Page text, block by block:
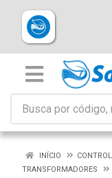
INÍCIO
TRANSFORMADORES